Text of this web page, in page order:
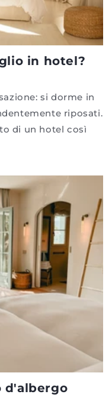
in hotel?
si dorme in
riposati.
di un hotel così
d'albergo